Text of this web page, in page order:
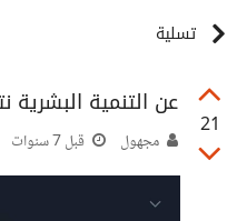
تسلية
21
عن التنمية البشرية
مجهول قبل 7 سنوات